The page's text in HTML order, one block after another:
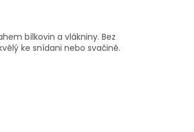
bílkovin a vlákniny. Bez
ke snídani nebo svačině.